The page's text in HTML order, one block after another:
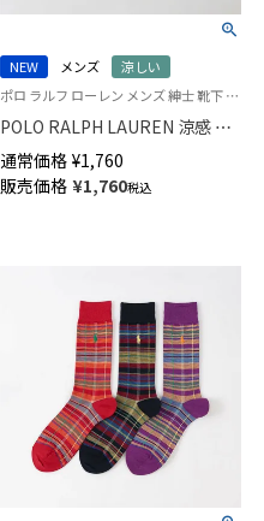
NEW メンズ
涼しい
ポロ ラルフ ローレン メンズ 紳士 靴下 カジュアル 26SS
POLO RALPH LAUREN 涼感 ボ
ーダーメッシュ 20cm ミドル丈
ソックス 02012537
通常価格 ¥1,760
販売価格 ¥1,760税込